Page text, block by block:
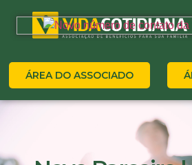
ÁREA DO ASSOCIADO